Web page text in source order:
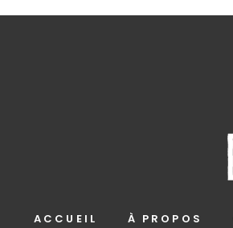
ACCUEIL À PROPOS